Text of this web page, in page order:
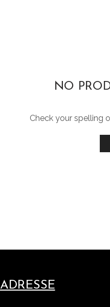
NO
Check your spelling
ADRESSE